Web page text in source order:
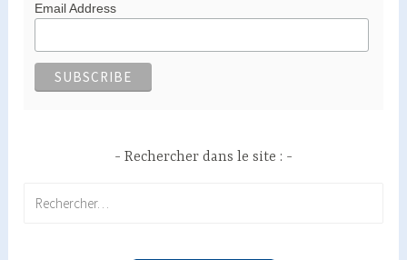
France
Email Address
Rechercher dans le site :